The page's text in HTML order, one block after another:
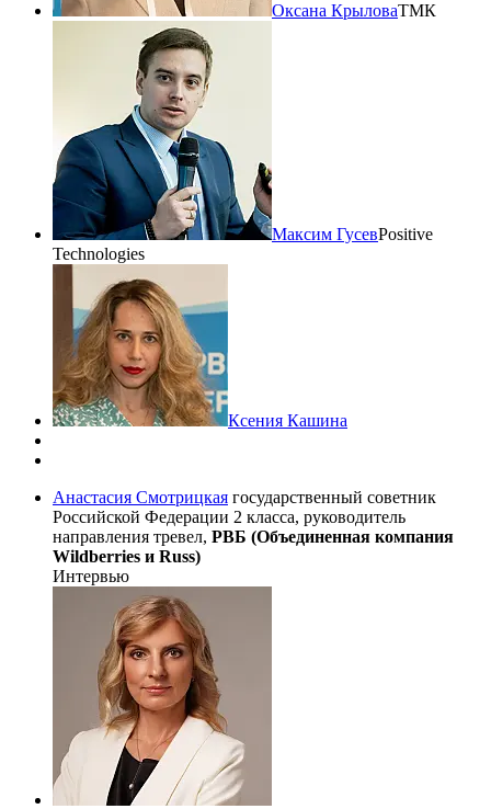
Оксана КрыловаТМК
Максим ГусевPositive
Technologies
Ксения Кашина
Анастасия Смотрицкая государственный советник
Российской Федерации 2 класса, руководитель
направления тревел, РВБ (Объединенная компания
Wildberries и Russ)
Интервью